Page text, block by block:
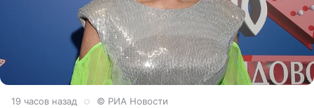
19 часов назад © РИА Новости